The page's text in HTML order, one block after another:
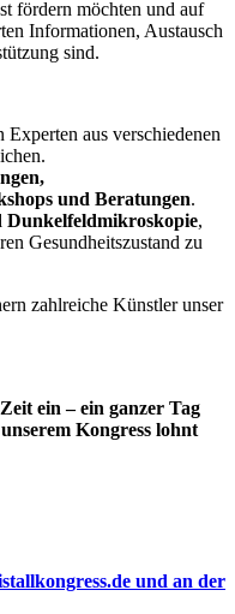
fördern möchten und auf
Informationen, Austausch
sind.
Experten aus verschiedenen
und Beratungen.
Dunkelfeldmikroskopie,
Gesundheitszustand zu
zahlreiche Künstler unser
ein – ein ganzer Tag
Kongress lohnt
und an der